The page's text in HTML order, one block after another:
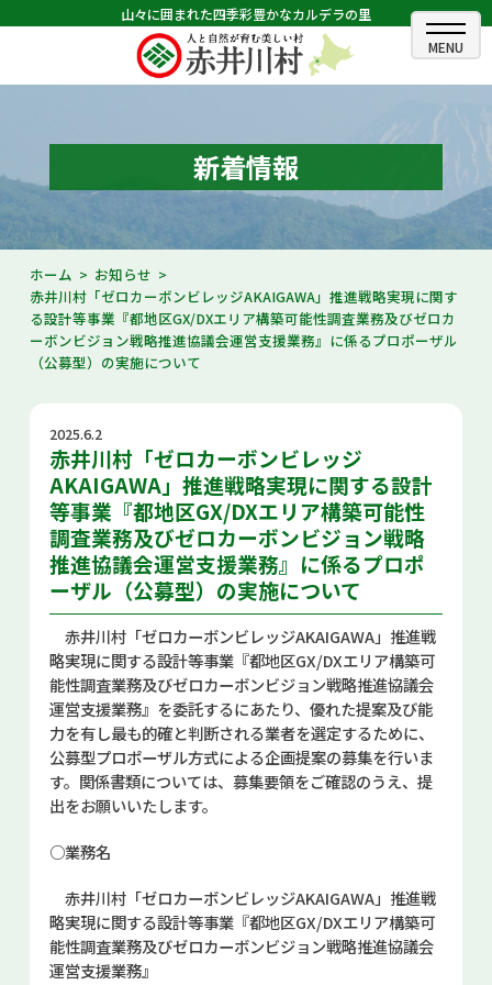
山々に囲まれた四季彩豊かなカルデラの里
ホーム
むらのできごと
むらのプロフィール
くらしの情報
村長室
ふるさと納税
あかいがわ広報
お問い合せ
Select Language ▼
新着情報
ホーム
お知らせ
赤井川村「ゼロカーボンビレッジAKAIGAWA」推進戦略実現に関す
る設計等事業『都地区GX/DXエリア構築可能性調査業務及びゼロカ
ーボンビジョン戦略推進協議会運営支援業務』に係るプロポーザル
（公募型）の実施について
2025.6.2
赤井川村「ゼロカーボンビレッジ
AKAIGAWA」推進戦略実現に関する設計
等事業『都地区GX/DXエリア構築可能性
調査業務及びゼロカーボンビジョン戦略
推進協議会運営支援業務』に係るプロポ
ーザル（公募型）の実施について
赤井川村「ゼロカーボンビレッジAKAIGAWA」推進戦
略実現に関する設計等事業『都地区GX/DXエリア構築可
能性調査業務及びゼロカーボンビジョン戦略推進協議会
運営支援業務』を委託するにあたり、優れた提案及び能
力を有し最も的確と判断される業者を選定するために、
公募型プロポーザル方式による企画提案の募集を行いま
す。関係書類については、募集要領をご確認のうえ、提
出をお願いいたします。
○業務名
赤井川村「ゼロカーボンビレッジAKAIGAWA」推進戦
略実現に関する設計等事業『都地区GX/DXエリア構築可
能性調査業務及びゼロカーボンビジョン戦略推進協議会
運営支援業務』